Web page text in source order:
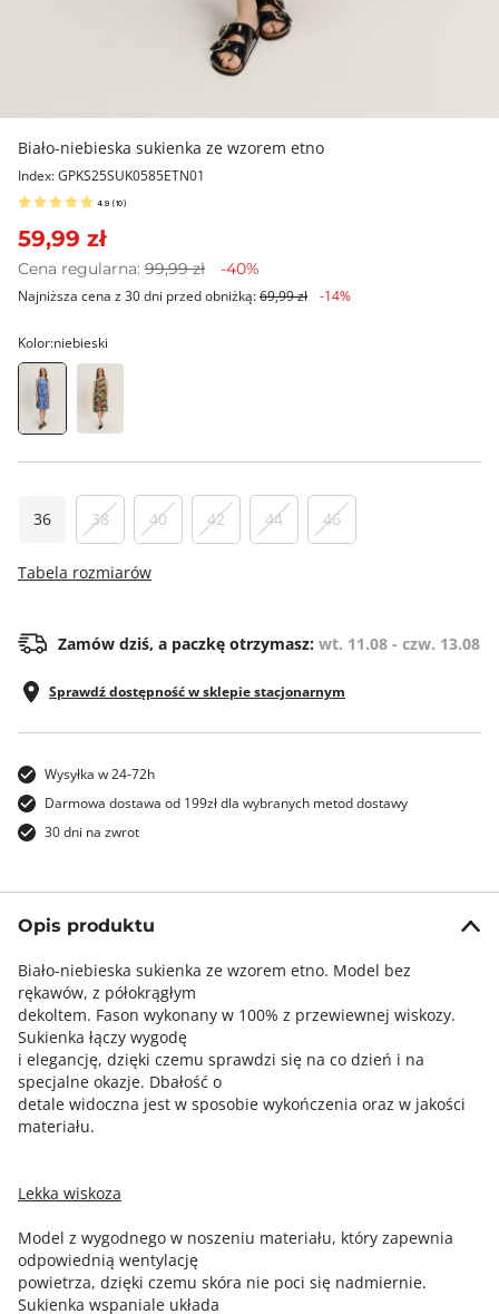
Biało-niebieska sukienka ze wzorem etno
Index: GPKS25SUK0585ETN01
4.9 (10)
59,99 zł
Cena regularna: 99,99 zł -40%
Najniższa cena z 30 dni przed obniżką:69,99 zł -14%
Kolor:niebieski
36 38 40 42 44 46
Tabela rozmiarów
Zamów dziś, a paczkę otrzymasz: wt. 11.08 - czw. 13.08
Sprawdź dostępność w sklepie stacjonarnym
Wysyłka w 24-72h
Darmowa dostawa od 199zł dla wybranych metod dostawy
30 dni na zwrot
Opis produktu
Biało-niebieska sukienka ze wzorem etno. Model bez
rękawów, z półokrągłym
dekoltem. Fason wykonany w 100% z przewiewnej wiskozy.
Sukienka łączy wygodę
i elegancję, dzięki czemu sprawdzi się na co dzień i na
specjalne okazje. Dbałość o
detale widoczna jest w sposobie wykończenia oraz w jakości
materiału.
Lekka wiskoza
Model z wygodnego w noszeniu materiału, który zapewnia
odpowiednią wentylację
powietrza, dzięki czemu skóra nie poci się nadmiernie.
Sukienka wspaniale układa